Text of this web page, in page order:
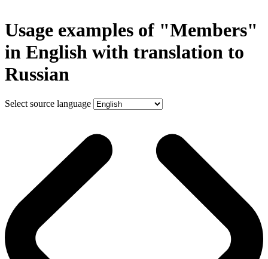
Usage examples of "Members"
in English with translation to
Russian
Select source language